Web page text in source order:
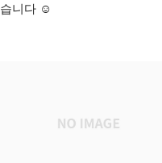
습니다 ☺